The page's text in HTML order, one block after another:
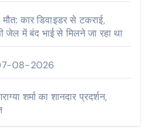
कार डिवाइडर से टकराई,
जेल में बंद भाई से मिलने जा रहा था
08-2026
शर्मा का शानदार प्रदर्शन,